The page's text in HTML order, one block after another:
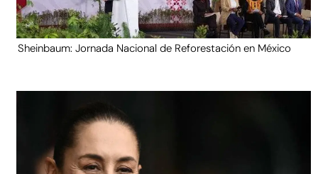
Sheinbaum: Jornada Nacional de Reforestación en México